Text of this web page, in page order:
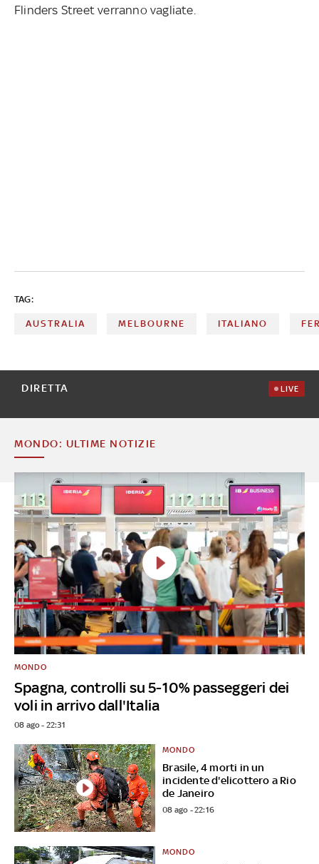
Flinders Street verranno vagliate.
TAG:
AUSTRALIA MELBOURNE ITALIANO
DIRETTA LIVE
MONDO: ULTIME NOTIZIE
Spagna, controlli su 5-10% passeggeri dei
voli in arrivo dall'Italia
MONDO
08 ago - 22:31
Brasile, 4 morti in un
incidente d'elicottero a Rio
de Janeiro
MONDO
08 ago - 22:16
MONDO